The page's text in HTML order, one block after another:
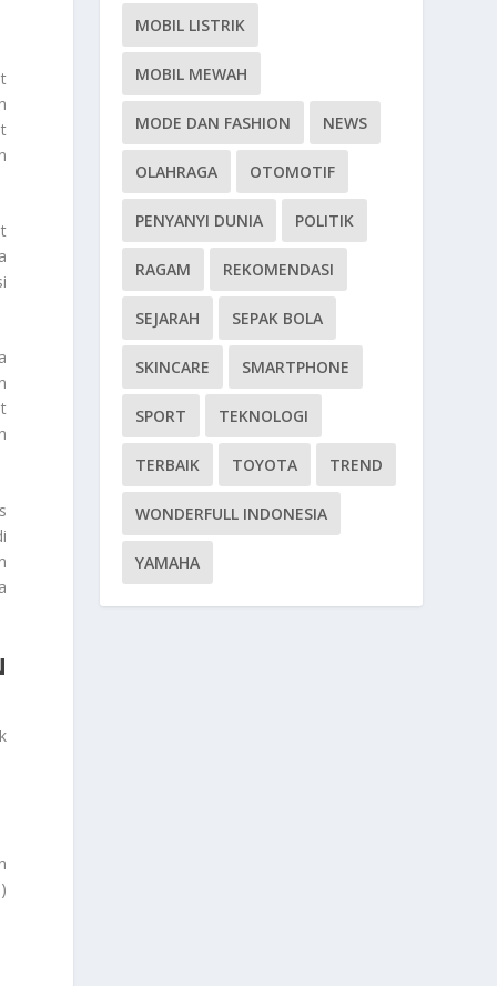
MOBIL LISTRIK
MOBIL MEWAH
MODE DAN FASHION NEWS
OLAHRAGA OTOMOTIF
PENYANYI DUNIA POLITIK
RAGAM REKOMENDASI
SEJARAH SEPAK BOLA
SKINCARE SMARTPHONE
SPORT TEKNOLOGI
TERBAIK TOYOTA TREND
WONDERFULL INDONESIA
YAMAHA